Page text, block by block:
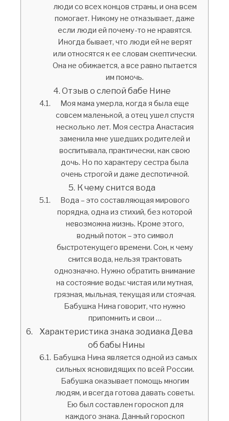
люди со всех концов страны, и она всем
помогает. Никому не отказывает, даже
если люди ей почему-то не нравятся.
Иногда бывает, что люди ей не верят
или относятся к ее словам скептически.
Она не обижается, а все равно пытается
им помочь.
Отзыв о слепой бабе Нине
Моя мама умерла, когда я была еще
совсем маленькой, а отец ушел спустя
несколько лет. Моя сестра Анастасия
заменила мне ушедших родителей и
воспитывала, практически, как свою
дочь. Но по характеру сестра была
очень строгой и даже деспотичной.
К чему снится вода
Вода – это составляющая мирового
порядка, одна из стихий, без которой
невозможна жизнь. Кроме этого,
водный поток – это символ
быстротекущего времени. Сон, к чему
снится вода, нельзя трактовать
однозначно. Нужно обратить внимание
на состояние воды: чистая или мутная,
грязная, мыльная, текущая или стоячая.
Бабушка Нина говорит, что нужно
припомнить и свои …
Характеристика знака зодиака Дева
об бабы Нины
Бабушка Нина является одной из самых
сильных ясновидящих по всей России.
Бабушка оказывает помощь многим
людям, и всегда готова давать советы.
Ею был составлен гороскоп для
каждого знака. Данный гороскоп